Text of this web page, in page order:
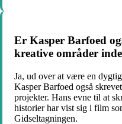
Er Kasper Barfoed
kreative områder
Ja, ud over at være en
Kasper Barfoed også
projekter. Hans evne til at
historier har vist sig i film
Gidseltagningen.